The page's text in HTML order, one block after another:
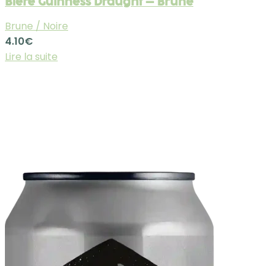
Brune / Noire
4.10€
Lire la suite